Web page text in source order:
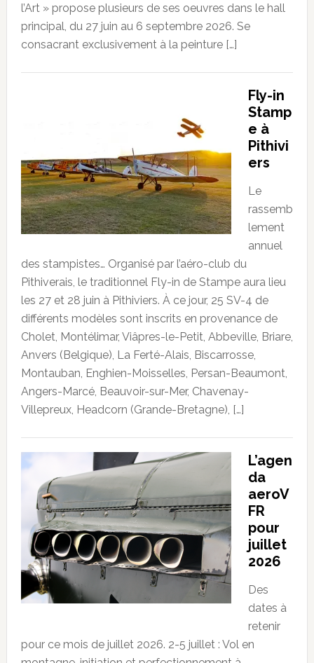
l’Art » propose plusieurs de ses oeuvres dans le hall
principal, du 27 juin au 6 septembre 2026. Se
consacrant exclusivement à la peinture […]
Fly-in
Stamp
e à
Pithivi
ers
Le
rassemb
lement
annuel
des stampistes… Organisé par l’aéro-club du
Pithiverais, le traditionnel Fly-in de Stampe aura lieu
les 27 et 28 juin à Pithiviers. À ce jour, 25 SV-4 de
différents modèles sont inscrits en provenance de
Cholet, Montélimar, Viâpres-le-Petit, Abbeville, Briare,
Anvers (Belgique), La Ferté-Alais, Biscarrosse,
Montauban, Enghien-Moisselles, Persan-Beaumont,
Angers-Marcé, Beauvoir-sur-Mer, Chavenay-
Villepreux, Headcorn (Grande-Bretagne), […]
L’agen
da
aeroV
FR
pour
juillet
2026
Des
dates à
retenir
pour ce mois de juillet 2026. 2-5 juillet : Vol en